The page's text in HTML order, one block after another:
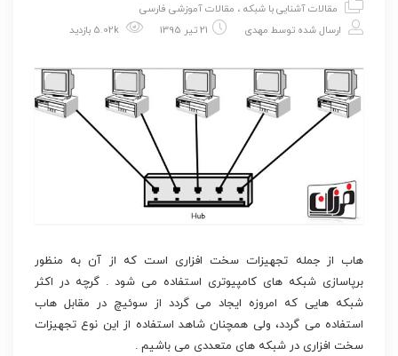
مقالات آشنایی با شبکه ، مقالات آموزشی فارسی
ارسال شده توسط مهدی 21 تیر 1395
هاب از جمله تجهیزات سخت افزارى است که از آن به منظور
برپاسازى شبکه هاى کامپیوترى استفاده مى شود . گرچه در اکثر
شبکه هایی که امروزه ایجاد مى گردد از سوئیچ در مقابل هاب
استفاده مى گردد، ولى همچنان شاهد استفاده از این نوع تجهیزات
سخت افزارى در شبکه هاى متعددى مى باشیم .